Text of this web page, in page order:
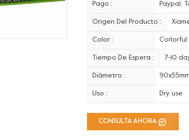
Pago : Paypal, T/
Origen Del Producto :
Color : Corlorful
Tiempo De Espera : 7-10
Diámetro : 90x55mm
Uso : Dry use
CONSULTA AHORA